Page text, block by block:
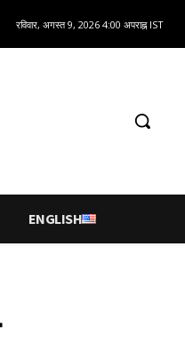
रविवार, अगस्त 9, 2026 4:00 अपराह्न IST
ENGLISH